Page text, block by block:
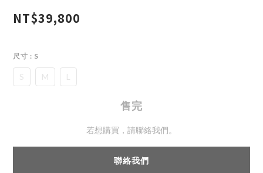
NT$39,800
尺寸 : S
S M L
售完
若想購買，請聯絡我們。
聯絡我們